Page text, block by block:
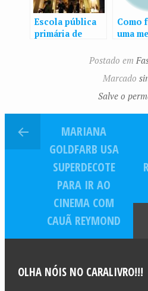
Escola pública
primária de
Como
uma
Postado em
Marcado
Salve o
MARIANA
GOLDFARB USA
SUPERDECOTE
PARA IR AO
CINEMA COM
CAUÃ REYMOND
OLHA NÓIS NO CARALIVRO!!!